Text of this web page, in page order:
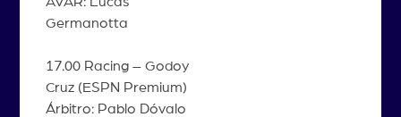
Germanotta
17.00 Racing – Godoy
Cruz (ESPN Premium)
Árbitro: Pablo Dóvalo